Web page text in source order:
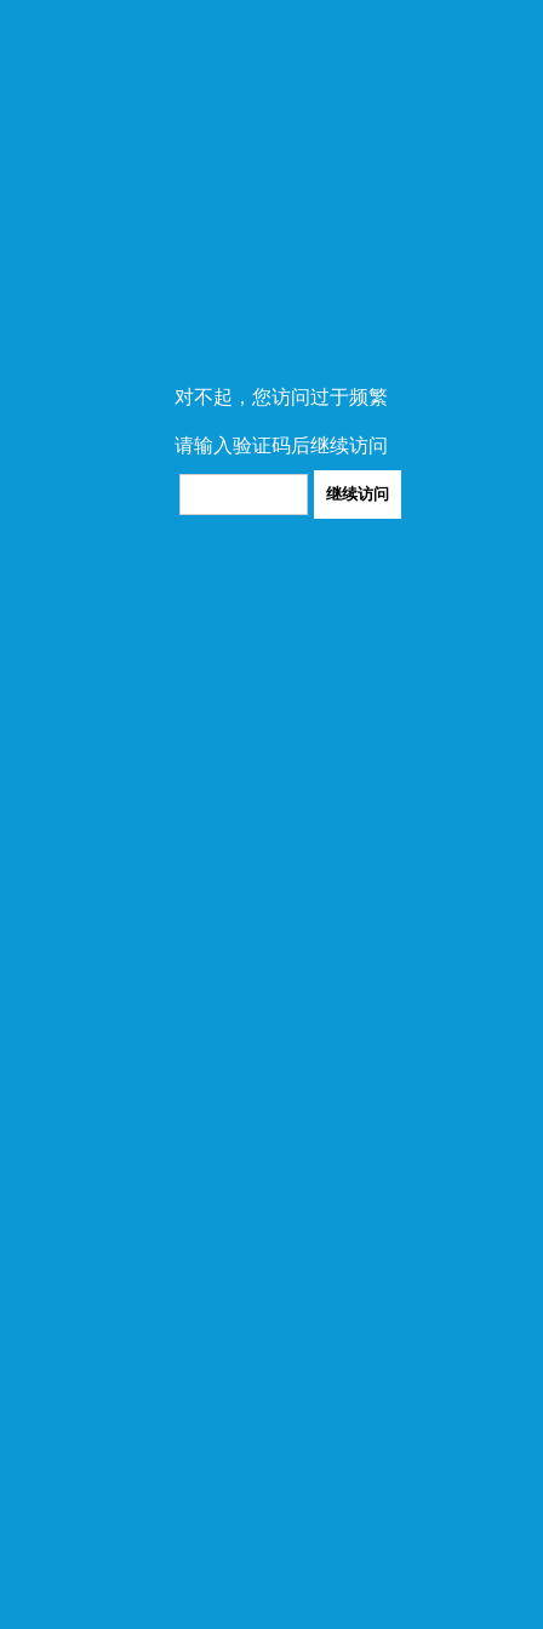
对不起，您访问过于频繁
请输入验证码后继续访问
继续访问